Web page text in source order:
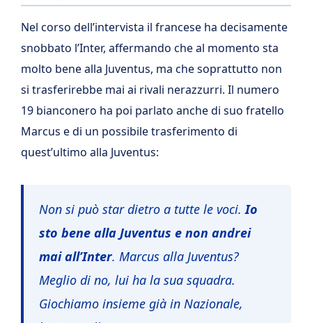
Nel corso dell’intervista il francese ha decisamente
snobbato l’Inter, affermando che al momento sta
molto bene alla Juventus, ma che soprattutto non
si trasferirebbe mai ai rivali nerazzurri. Il numero
19 bianconero ha poi parlato anche di suo fratello
Marcus e di un possibile trasferimento di
quest’ultimo alla Juventus:
Non si può star dietro a tutte le voci.Io
sto bene alla Juventus e non andrei
mai all’Inter. Marcus alla Juventus?
Meglio di no, lui ha la sua squadra.
Giochiamo insieme già in Nazionale,